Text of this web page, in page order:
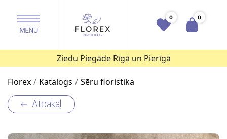
0 0
Ziedu Piegāde Rīgā un Pierīgā
Florex Katalogs Sēru floristika
Atpakaļ